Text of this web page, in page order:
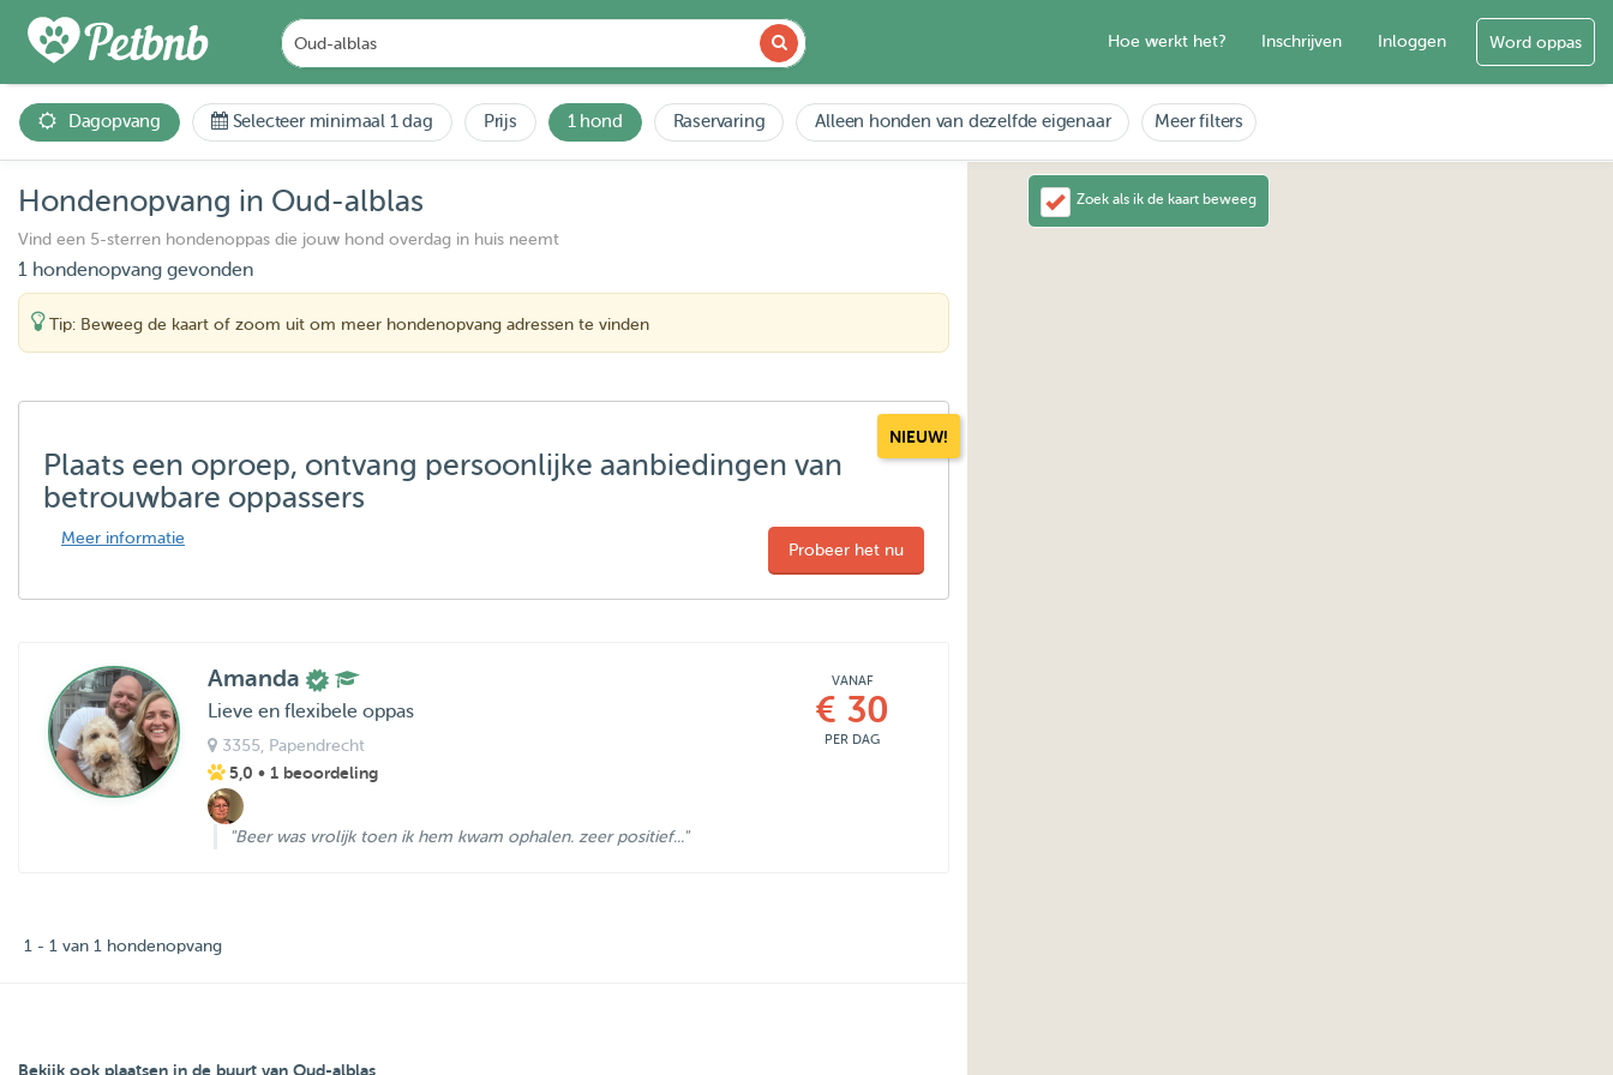
Hoe werkt het? Inschrijven Inloggen Word oppas
Dagopvang Selecteer minimaal 1 dag Prijs 1 hond Raservaring Alleen honden van dezelfde eigenaar Meer filters
Hondenopvang in Oud-alblas
Vind een 5-sterren hondenoppas die jouw hond overdag in huis neemt
1 hondenopvang gevonden
Tip: Beweeg de kaart of zoom uit om meer hondenopvang adressen te vinden
NIEUW!
Plaats een oproep, ontvang persoonlijke aanbiedingen van
betrouwbare oppassers
Meer informatie
Probeer het nu
Amanda
Lieve en flexibele oppas
3355, Papendrecht
5,0 • 1 beoordeling
"Beer was vrolijk toen ik hem kwam ophalen. zeer positief..."
VANAF
€ 30
PER DAG
1 - 1 van 1 hondenopvang
Bekijk ook plaatsen in de buurt van Oud-alblas
Zoek als ik de kaart beweeg